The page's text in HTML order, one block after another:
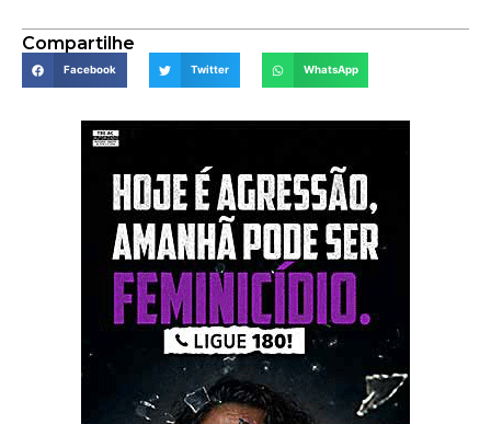
Compartilhe
Facebook Twitter WhatsApp